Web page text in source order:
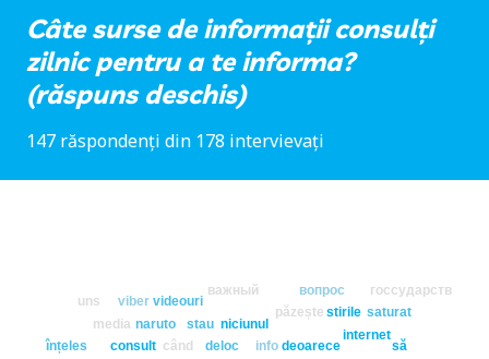
Câte surse de informații consulți
zilnic pentru a te informa?
(răspuns deschis)
147 răspondenți din 178 intervievați
consult când deloc deoarece
info
internet
media naruto niciunul
păzește saturat
stau
stirile
să
uns viber videouri
înțeles
важный вопрос госсударств